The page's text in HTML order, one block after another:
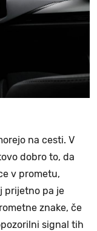
na cesti. V
dobro to, da
v prometu,
prijetno pa je
znake, če
signal tih